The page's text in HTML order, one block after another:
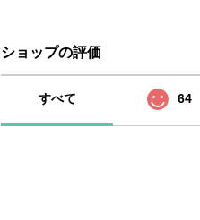
ショップの評価
すべて 64